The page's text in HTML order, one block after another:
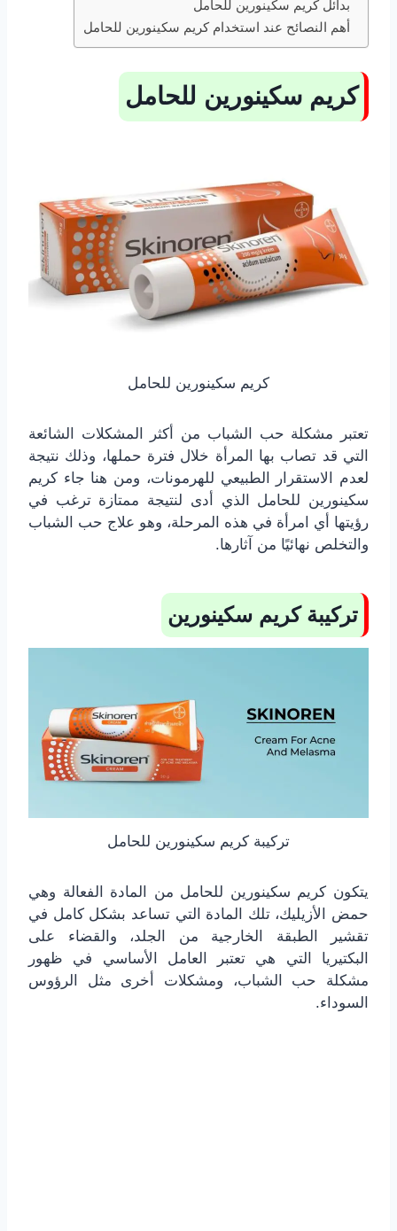
بدائل كريم سكينورين للحامل
أهم النصائح عند استخدام كريم سكينورين للحامل
كريم سكينورين للحامل
كريم سكينورين للحامل
تعتبر مشكلة حب الشباب من أكثر المشكلات الشائعة
التي قد تصاب بها المرأة خلال فترة حملها، وذلك نتيجة
لعدم الاستقرار الطبيعي للهرمونات، ومن هنا جاء كريم
سكينورين للحامل الذي أدى لنتيجة ممتازة ترغب في
رؤيتها أي امرأة في هذه المرحلة، وهو علاج حب الشباب
والتخلص نهائيًا من آثارها.
تركيبة كريم سكينورين
تركيبة كريم سكينورين للحامل
يتكون كريم سكينورين للحامل من المادة الفعالة وهي
حمض الأزيليك، تلك المادة التي تساعد بشكل كامل في
تقشير الطبقة الخارجية من الجلد، والقضاء على
البكتيريا التي هي تعتبر العامل الأساسي في ظهور
مشكلة حب الشباب، ومشكلات أخرى مثل الرؤوس
السوداء.